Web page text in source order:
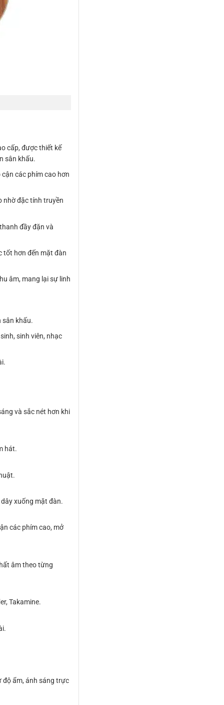
cấp, được thiết kế
sân khấu.
các phím cao hơn
nhờ đặc tính truyền
đầy đặn và
tốt hơn đến mặt đàn
âm, mang lại sự linh
sân khấu.
sinh viên, nhạc
và sắc nét hơn khi
hát.
xuống mặt đàn.
các phím cao, mở
âm theo từng
Takamine.
độ ẩm, ánh sáng trực